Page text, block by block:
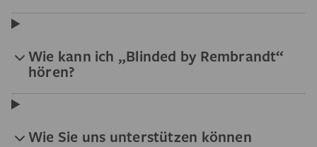
Wie kann ich „Blinded by Rembrandt“
hören?
Wie Sie uns unterstützen können